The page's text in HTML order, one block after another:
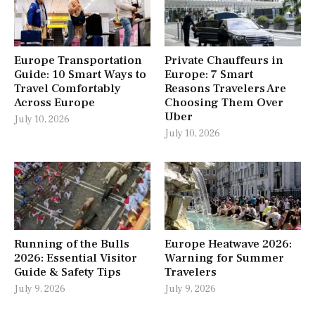
Europe Transportation
Guide: 10 Smart Ways to
Travel Comfortably
Across Europe
July 10, 2026
Private Chauffeurs in
Europe: 7 Smart
Reasons Travelers Are
Choosing Them Over
Uber
July 10, 2026
Running of the Bulls
2026: Essential Visitor
Guide & Safety Tips
July 9, 2026
Europe Heatwave 2026:
Warning for Summer
Travelers
July 9, 2026